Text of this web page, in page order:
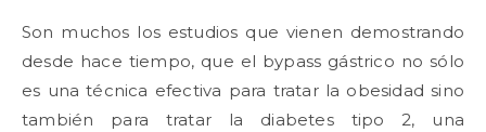
Son muchos los estudios que vienen demostrando
desde hace tiempo, que el bypass gástrico no sólo
es una técnica efectiva para tratar la obesidad sino
también para tratar la diabetes tipo 2, una